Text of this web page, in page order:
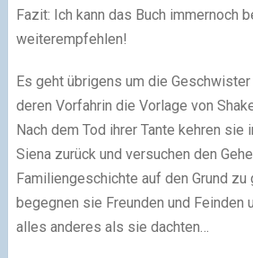
Fazit: Ich kann das Buch immernoch
weiterempfehlen!
Es geht übrigens um die
deren Vorfahrin die Vorlage von
Nach dem Tod ihrer Tante kehren sie
Siena zurück und versuchen den
Familiengeschichte auf den Grund zu
begegnen sie Freunden und Feinden
alles anderes als sie dachten…